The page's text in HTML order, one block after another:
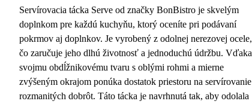
Servírovacia tácka Serve od značky BonBistro je skvelým
doplnkom pre každú kuchyňu, ktorý oceníte pri podávaní
pokrmov aj doplnkov. Je vyrobený z odolnej nerezovej ocele,
čo zaručuje jeho dlhú životnosť a jednoduchú údržbu. Vďaka
svojmu obdĺžnikovému tvaru s oblými rohmi a mierne
zvýšeným okrajom ponúka dostatok priestoru na servírovanie
rozmanitých dobrôt. Táto tácka je navrhnutá tak, aby odolala